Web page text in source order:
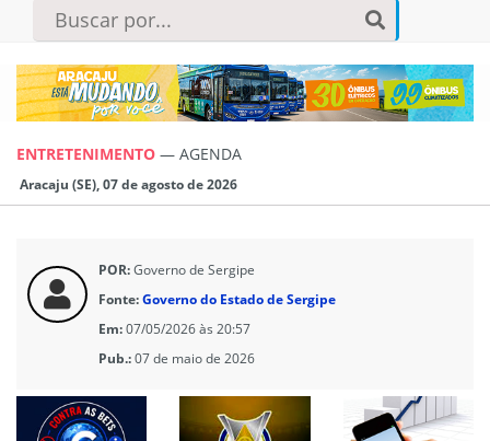
ENTRETENIMENTO — AGENDA
Aracaju (SE), 07 de agosto de 2026
POR:Governo de Sergipe
Fonte:Governo do Estado de Sergipe
Em:07/05/2026 às 20:57
Pub.:07 de maio de 2026